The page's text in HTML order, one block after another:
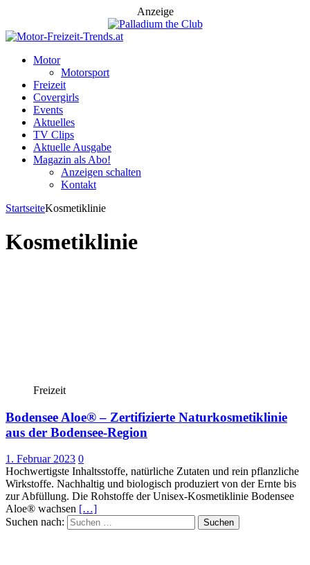
Anzeige
Motor
Motorsport
Freizeit
Covergirls
Events
Aktuelles
TV Clips
Aktuelle Ausgabe
Magazin als Abo!
Anzeigen schalten
Kontakt
StartseiteKosmetiklinie
Kosmetiklinie
Freizeit
Bodensee Aloe® – Zertifizierte Naturkosmetiklinie
aus der Bodensee-Region
1. Februar 2023 0
Hochwertigste Inhaltsstoffe, natürliche Zutaten und rein pflanzliche
Wirkstoffe. Nachhaltig und biologisch produziert von der Ernte bis
zur Abfüllung. Die Rohstoffe der Unisex-Kosmetiklinie Bodensee
Aloe® wachsen […]
Suchen nach: